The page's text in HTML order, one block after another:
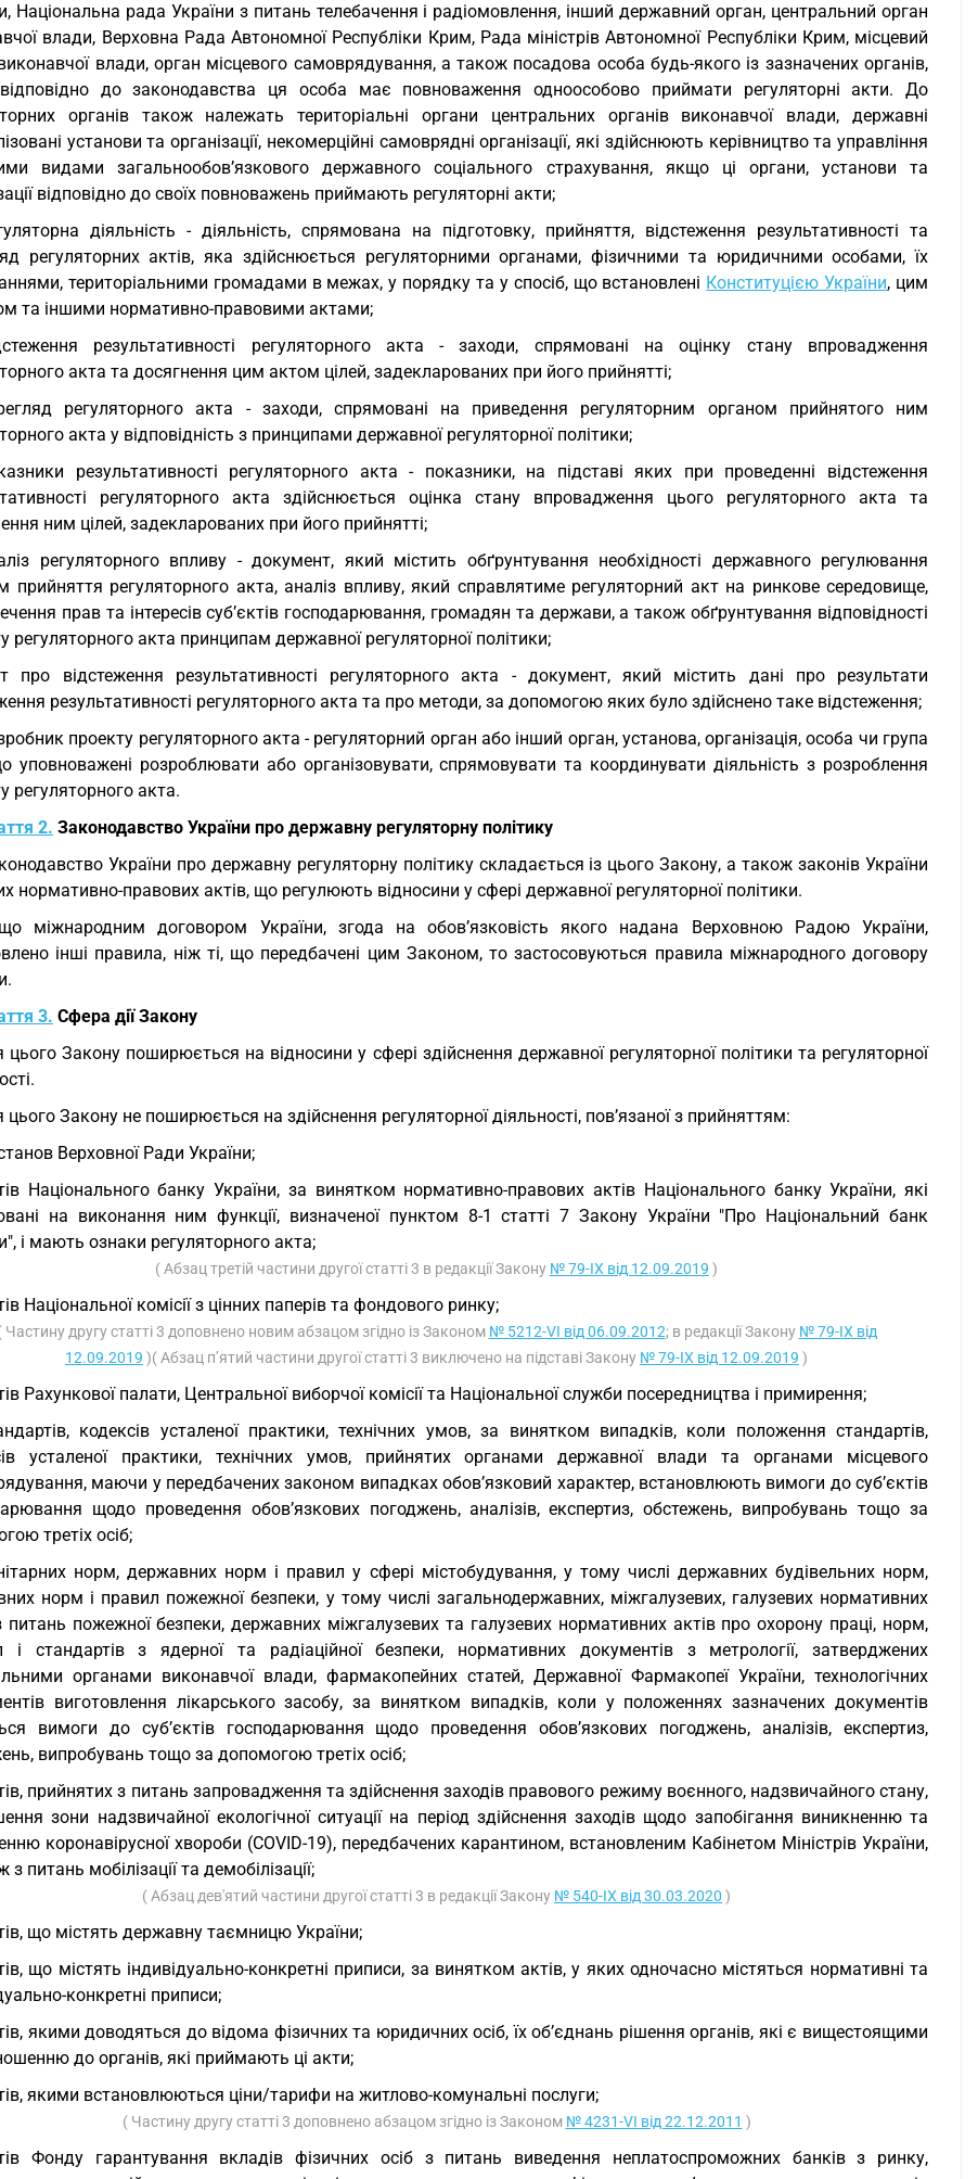
Національна рада України з питань телебачення і радіомовлення, інший державний орган, центральний орган
влади, Верховна Рада Автономної Республіки Крим, Рада міністрів Автономної Республіки Крим, місцевий
влади, орган місцевого самоврядування, а також посадова особа будь-якого із зазначених органів,
до законодавства ця особа має повноваження одноособово приймати регуляторні акти. До
органів також належать територіальні органи центральних органів виконавчої влади, державні
установи та організації, некомерційні самоврядні організації, які здійснюють керівництво та управління
видами загальнообов’язкового державного соціального страхування, якщо ці органи, установи та
відповідно до своїх повноважень приймають регуляторні акти;
діяльність - діяльність, спрямована на підготовку, прийняття, відстеження результативності та
регуляторних актів, яка здійснюється регуляторними органами, фізичними та юридичними особами, їх
територіальними громадами в межах, у порядку та у спосіб, що встановлені Конституцією України, цим
та іншими нормативно-правовими актами;
результативності регуляторного акта - заходи, спрямовані на оцінку стану впровадження
акта та досягнення цим актом цілей, задекларованих при його прийнятті;
регуляторного акта - заходи, спрямовані на приведення регуляторним органом прийнятого ним
акта у відповідність з принципами державної регуляторної політики;
результативності регуляторного акта - показники, на підставі яких при проведенні відстеження
регуляторного акта здійснюється оцінка стану впровадження цього регуляторного акта та
ним цілей, задекларованих при його прийнятті;
регуляторного впливу - документ, який містить обґрунтування необхідності державного регулювання
прийняття регуляторного акта, аналіз впливу, який справлятиме регуляторний акт на ринкове середовище,
прав та інтересів суб’єктів господарювання, громадян та держави, а також обґрунтування відповідності
регуляторного акта принципам державної регуляторної політики;
про відстеження результативності регуляторного акта - документ, який містить дані про результати
результативності регуляторного акта та про методи, за допомогою яких було здійснено таке відстеження;
проекту регуляторного акта - регуляторний орган або інший орган, установа, організація, особа чи група
уповноважені розроблювати або організовувати, спрямовувати та координувати діяльність з розроблення
регуляторного акта.
2. Законодавство України про державну регуляторну політику
України про державну регуляторну політику складається із цього Закону, а також законів України
нормативно-правових актів, що регулюють відносини у сфері державної регуляторної політики.
міжнародним договором України, згода на обов’язковість якого надана Верховною Радою України,
інші правила, ніж ті, що передбачені цим Законом, то застосовуються правила міжнародного договору
3. Сфера дії Закону
цього Закону поширюється на відносини у сфері здійснення державної регуляторної політики та регуляторної
цього Закону не поширюється на здійснення регуляторної діяльності, пов’язаної з прийняттям:
Верховної Ради України;
Національного банку України, за винятком нормативно-правових актів Національного банку України, які
на виконання ним функції, визначеної пунктом 8-1 статті 7 Закону України "Про Національний банк
і мають ознаки регуляторного акта;
( Абзац третій частини другої статті 3 в редакції Закону № 79-IX від 12.09.2019 )
Національної комісії з цінних паперів та фондового ринку;
Частину другу статті 3 доповнено новим абзацом згідно із Законом № 5212-VI від 06.09.2012; в редакції Закону № 79-IX від
12.09.2019 )( Абзац п’ятий частини другої статті 3 виключено на підставі Закону № 79-IX від 12.09.2019 )
Рахункової палати, Центральної виборчої комісії та Національної служби посередництва і примирення;
кодексів усталеної практики, технічних умов, за винятком випадків, коли положення стандартів,
усталеної практики, технічних умов, прийнятих органами державної влади та органами місцевого
маючи у передбачених законом випадках обов’язковий характер, встановлюють вимоги до суб’єктів
щодо проведення обов’язкових погоджень, аналізів, експертиз, обстежень, випробувань тощо за
третіх осіб;
норм, державних норм і правил у сфері містобудування, у тому числі державних будівельних норм,
норм і правил пожежної безпеки, у тому числі загальнодержавних, міжгалузевих, галузевих нормативних
питань пожежної безпеки, державних міжгалузевих та галузевих нормативних актів про охорону праці, норм,
і стандартів з ядерної та радіаційної безпеки, нормативних документів з метрології, затверджених
органами виконавчої влади, фармакопейних статей, Державної Фармакопеї України, технологічних
виготовлення лікарського засобу, за винятком випадків, коли у положеннях зазначених документів
вимоги до суб’єктів господарювання щодо проведення обов’язкових погоджень, аналізів, експертиз,
випробувань тощо за допомогою третіх осіб;
прийнятих з питань запровадження та здійснення заходів правового режиму воєнного, надзвичайного стану,
зони надзвичайної екологічної ситуації на період здійснення заходів щодо запобігання виникненню та
коронавірусної хвороби (COVID-19), передбачених карантином, встановленим Кабінетом Міністрів України,
з питань мобілізації та демобілізації;
( Абзац дев'ятий частини другої статті 3 в редакції Закону № 540-IX від 30.03.2020 )
що містять державну таємницю України;
що містять індивідуально-конкретні приписи, за винятком актів, у яких одночасно містяться нормативні та
конкретні приписи;
якими доводяться до відома фізичних та юридичних осіб, їх об’єднань рішення органів, які є вищестоящими
до органів, які приймають ці акти;
якими встановлюються ціни/тарифи на житлово-комунальні послуги;
( Частину другу статті 3 доповнено абзацом згідно із Законом № 4231-VI від 22.12.2011 )
Фонду гарантування вкладів фізичних осіб з питань виведення неплатоспроможних банків з ринку,